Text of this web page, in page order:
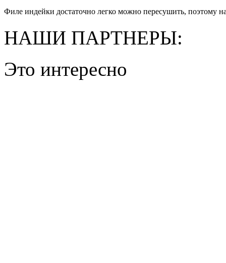
Филе индейки достаточно легко можно пересушить, поэтому
НАШИ ПАРТНЕРЫ:
Это интересно